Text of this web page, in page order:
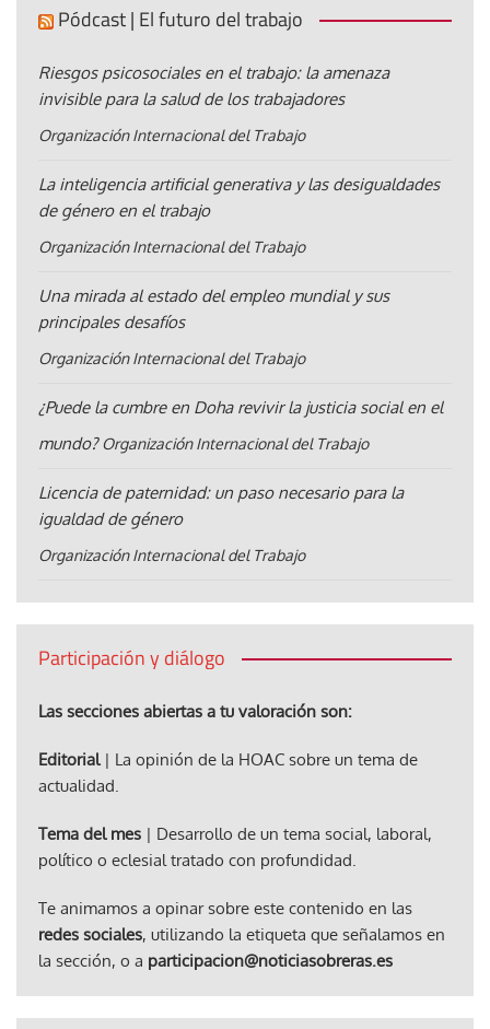
Pódcast | El futuro del trabajo
Riesgos psicosociales en el trabajo: la amenaza
invisible para la salud de los trabajadores
Organización Internacional del Trabajo
La inteligencia artificial generativa y las desigualdades
de género en el trabajo
Organización Internacional del Trabajo
Una mirada al estado del empleo mundial y sus
principales desafíos
Organización Internacional del Trabajo
¿Puede la cumbre en Doha revivir la justicia social en el
mundo? Organización Internacional del Trabajo
Licencia de paternidad: un paso necesario para la
igualdad de género
Organización Internacional del Trabajo
Participación y diálogo
Las secciones abiertas a tu valoración son:
Editorial| La opinión de la HOAC sobre un tema de
actualidad.
Tema del mes | Desarrollo de un tema social, laboral,
político o eclesial tratado con profundidad.
Te animamos a opinar sobre este contenido en las
redes sociales, utilizando la etiqueta que señalamos en
la sección, o a participacion@noticiasobreras.es